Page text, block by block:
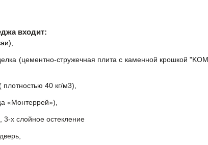
входит:
(цементно-стружечная плита с каменной крошкой
плотностью 40 кг/м3),
«Монтеррей»),
3-х слойное остекление